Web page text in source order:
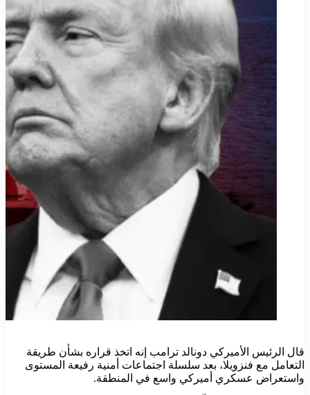
قال الرئيس الأميركي دونالد ترامب إنه اتخذ قراره بشأن طريقة
التعامل مع فنزويلا، بعد سلسلة اجتماعات أمنية رفيعة المستوى
واستعراض عسكري أميركي واسع في المنطقة.